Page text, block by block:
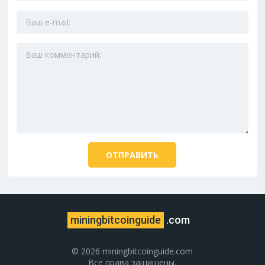
miningbitcoinguide .com
© 2026 miningbitcoinguide.com
Все права защищены.